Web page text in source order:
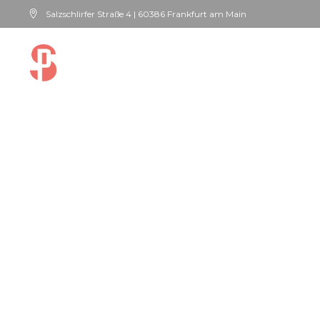
Salzschlirfer Straße 4 | 60386 Frankfurt am Main